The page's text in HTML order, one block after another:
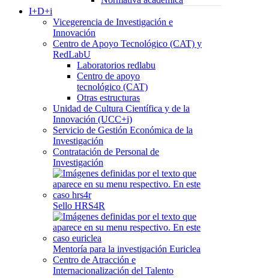
I+D+i
Vicegerencia de Investigación e
Innovación
Centro de Apoyo Tecnológico (CAT) y
RedLabU
Laboratorios redlabu
Centro de apoyo
tecnológico (CAT)
Otras estructuras
Unidad de Cultura Científica y de la
Innovación (UCC+i)
Servicio de Gestión Económica de la
Investigación
Contratación de Personal de
Investigación
Sello HRS4R
Mentoría para la investigación Euriclea
Centro de Atracción e
Internacionalización del Talento